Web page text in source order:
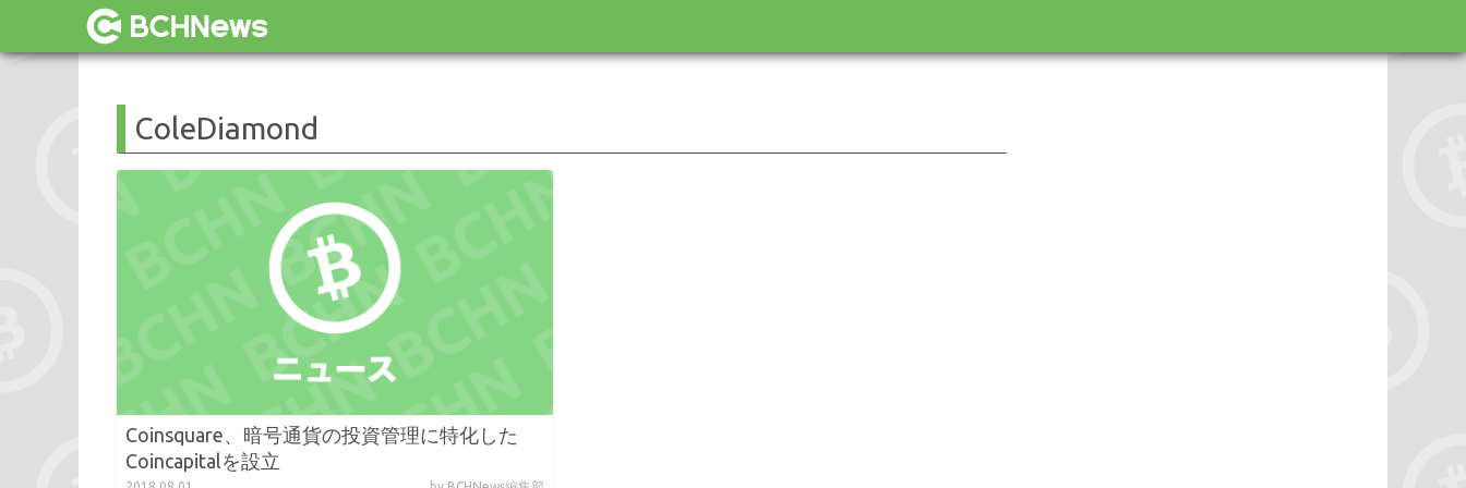
ColeDiamond
Coinsquare、暗号通貨の投資管理に特化した
Coincapitalを設立